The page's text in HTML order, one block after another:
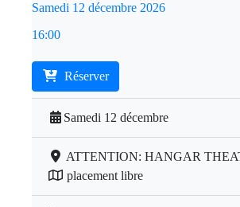
Samedi 12 décembre 2026
16:00
Réserver
Samedi 12 décembre
ATTENTION: HANGAR
placement libre